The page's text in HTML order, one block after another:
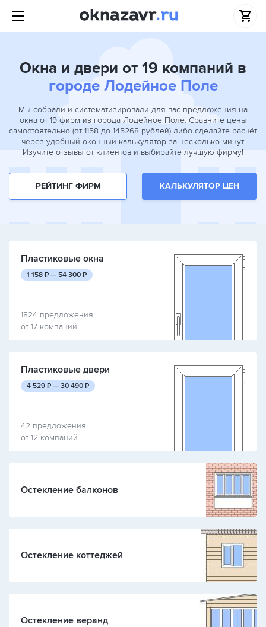
Окна и двери от 19 компаний в
городе Лодейное Поле
Мы собрали и систематизировали для вас предложения на
окна от 19 фирм из города Лодейное Поле. Сравните цены
самостоятельно (от 1158 до 145268 рублей) либо сделайте расчёт
через удобный оконный калькулятор за несколько минут.
Изучите отзывы от клиентов и выбирайте лучшую фирму!
РЕЙТИНГ ФИРМ КАЛЬКУЛЯТОР ЦЕН
Пластиковые окна
1 158 руб.
₽ — 54 300 руб.
₽
1824 предложения
от 17 компаний
Пластиковые двери
4 529 руб.
₽ — 30 490 руб.
₽
42 предложения
от 12 компаний
Остекление балконов
Остекление коттеджей
Остекление веранд